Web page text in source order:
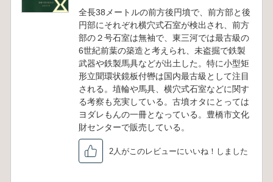
全長38メートルの前方後円墳で、前方部と後
円部にそれぞれ横穴式石室が検出され、前方
部の２号石室は無袖で、東三河では最古級の
6世紀前葉の築造と考えられ、未盗掘で鉄製
武器や鉄製馬具などが出土した。特に小型矩
形立聞環状鏡板付轡は国内最古級として注目
される。埴輪や馬具、横穴式石室などに関す
る考察も充実している。古墳オタにとっては
ヨダレもんの一冊となっている。豊橋市文化
財センターで販売している。
2人がこのレビューにいいね！しました